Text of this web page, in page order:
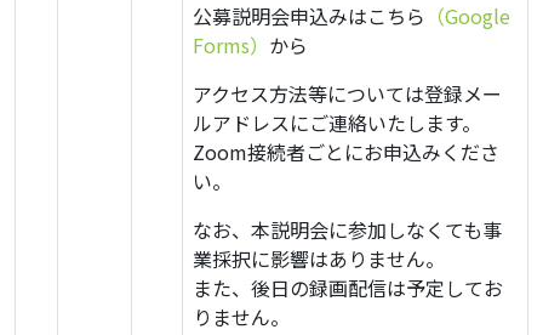
公募説明会申込みはこちら （Google
Forms） から
アクセス方法等については登録メー
ルアドレスにご連絡いたします。
Zoom接続者ごとにお申込みくださ
い。
なお、本説明会に参加しなくても事
業採択に影響はありません。
また、後日の録画配信は予定してお
りません。